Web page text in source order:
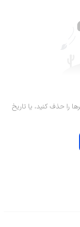
را حذف کنید، یا تاریخ